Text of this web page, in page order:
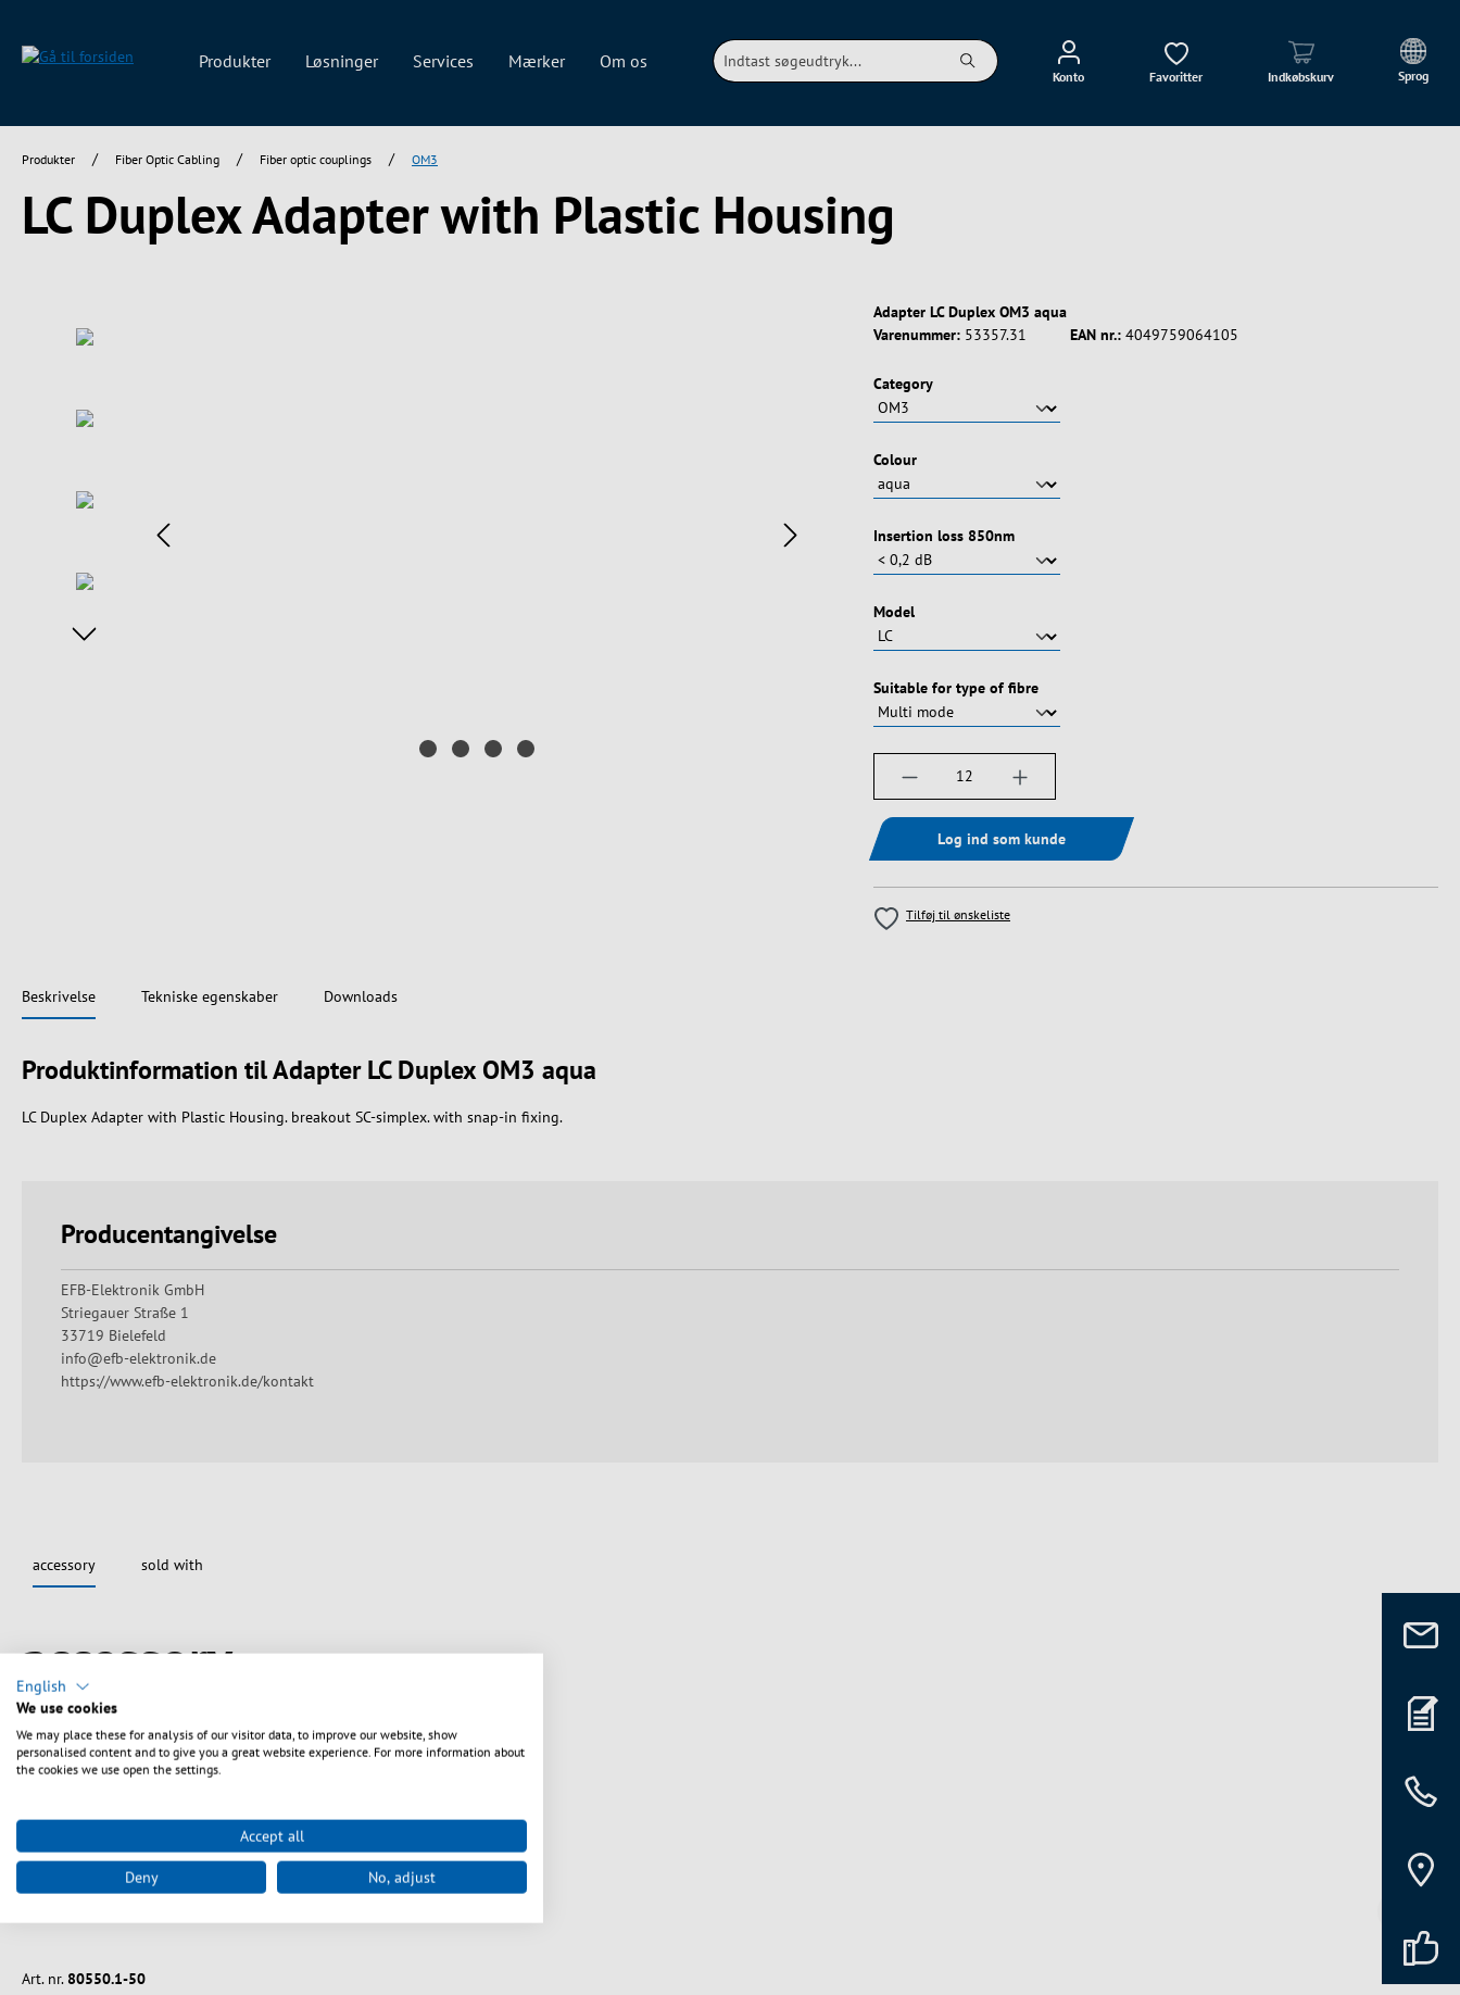
Produkter Løsninger Services Mærker Om os
Konto Favoritter Indkøbskurv Sprog
Produkter / Fiber Optic Cabling / Fiber optic couplings / OM3
LC Duplex Adapter with Plastic Housing
Adapter LC Duplex OM3 aqua
Varenummer: 53357.31 EAN nr.: 4049759064105
Vælg
Category
Vælg
Colour
Vælg
Insertion loss 850nm
Vælg
Model
Vælg
Suitable for type of fibre
Produktmængde: Indtast det ønskede beløb, eller
Log ind som kunde
Tilføj til ønskeliste
Beskrivelse Tekniske egenskaber Downloads
Produktinformation til Adapter LC Duplex OM3 aqua
LC Duplex Adapter with Plastic Housing. breakout SC-simplex. with snap-in fixing.
Producentangivelse
EFB-Elektronik GmbH
Striegauer Straße 1
33719 Bielefeld
info@efb-elektronik.de
https://www.efb-elektronik.de/kontakt
accessory sold with
accessory
Art. nr. 80550.1-50
English
We use cookies
We may place these for analysis of our visitor data, to improve our website, show
personalised content and to give you a great website experience. For more information about
the cookies we use open the settings.
Accept all
Deny No, adjust